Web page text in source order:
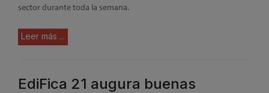
sector durante toda la semana.
Leer más ...
EdiFica 21 augura buenas